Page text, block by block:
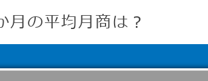
月の平均月商は？